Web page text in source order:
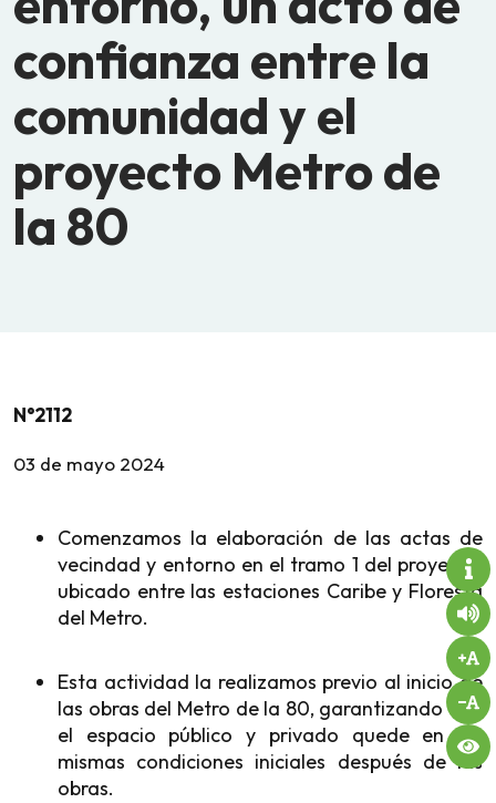
confianza entre la
comunidad y el
proyecto Metro de
la 80
N°2112
03 de mayo 2024
Comenzamos la elaboración de las actas de
vecindad y entorno en el tramo 1 del proyecto,
ubicado entre las estaciones Caribe y Floresta
del Metro.
Esta actividad la realizamos previo al inicio de
las obras del Metro de la 80, garantizando que
el espacio público y privado quede en las
mismas condiciones iniciales después de las
obras.